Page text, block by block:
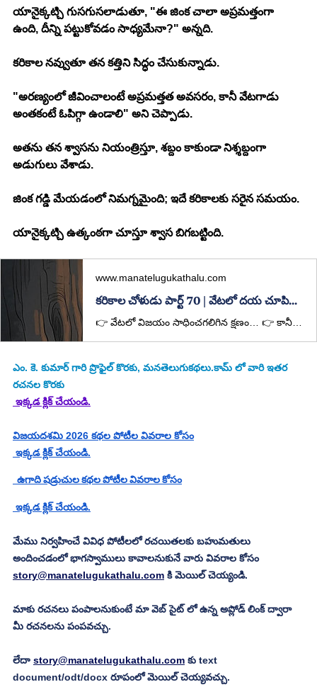
యానైక్కట్చి గుసగుసలాడుతూ, "ఈ జింక చాలా అప్రమత్తంగా
ఉంది, దీన్ని పట్టుకోవడం సాధ్యమేనా?" అన్నది.
కరికాల నవ్వుతూ తన కత్తిని సిద్ధం చేసుకున్నాడు.
"అరణ్యంలో జీవించాలంటే అప్రమత్తత అవసరం, కానీ వేటగాడు
అంతకంటే ఓపిగ్గా ఉండాలి" అని చెప్పాడు.
అతను తన శ్వాసను నియంత్రిస్తూ, శబ్దం కాకుండా నిశ్శబ్దంగా
అడుగులు వేశాడు.
జింక గడ్డి మేయడంలో నిమగ్నమైంది; ఇదే కరికాలకు సరైన సమయం.
యానైక్కట్చి ఉత్కంఠగా చూస్తూ శ్వాస బిగబట్టింది.
www.manatelugukathalu.com
కరికాల చోళుడు పార్ట్ 70 | వేటలో దయ చూపిన యోధుడు | తెలుగు సీరియల్ కథ
ఎం. కె. కుమార్ గారి ప్రొఫైల్ కొరకు, మనతెలుగుకథలు.కామ్ లో వారి ఇతర
రచనల కొరకు
ఇక్కడ క్లిక్ చేయండి.
విజయదశమి 2026 కథల పోటీల వివరాల కోసం
ఇక్కడ క్లిక్ చేయండి.
ఉగాది షడ్రుచుల కథల పోటీల వివరాల కోసం
ఇక్కడ క్లిక్ చేయండి.
మేము నిర్వహించే వివిధ పోటీలలో రచయితలకు బహుమతులు
అందించడంలో భాగస్వాములు కావాలనుకునే వారు వివరాల కోసం
story@manatelugukathalu.com కి మెయిల్ చెయ్యండి.
మాకు రచనలు పంపాలనుకుంటే మా వెబ్ సైట్ లో ఉన్న అప్లోడ్ లింక్ ద్వారా
మీ రచనలను పంపవచ్చు.
లేదా story@manatelugukathalu.com కు text
document/odt/docx రూపంలో మెయిల్ చెయ్యవచ్చు.